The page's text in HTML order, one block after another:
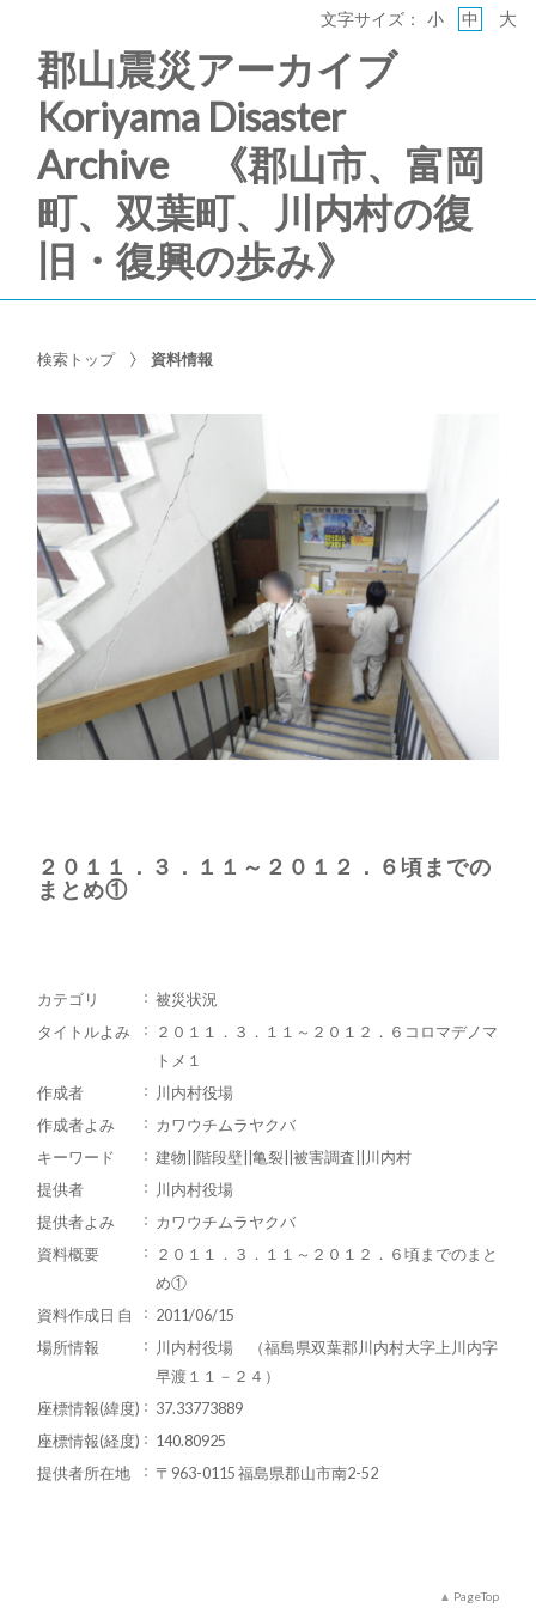
郡山震災アーカイブ
Koriyama Disaster
Archive 《郡山市、富岡
町、双葉町、川内村の復
旧・復興の歩み》
文字サイズ： 小 中 大
検索トップ 資料情報
２０１１．３．１１～２０１２．６頃までの
まとめ①
カテゴリ
被災状況
タイトルよみ
２０１１．３．１１～２０１２．６コロマデノマ
トメ１
作成者
川内村役場
作成者よみ
カワウチムラヤクバ
キーワード
建物||階段壁||亀裂||被害調査||川内村
提供者
川内村役場
提供者よみ
カワウチムラヤクバ
資料概要
２０１１．３．１１～２０１２．６頃までのまと
め①
資料作成日 自
2011/06/15
場所情報
川内村役場 （福島県双葉郡川内村大字上川内字
早渡１１－２４）
座標情報(緯度)
37.33773889
座標情報(経度)
140.80925
提供者所在地
〒963-0115 福島県郡山市南2-52
PageTop